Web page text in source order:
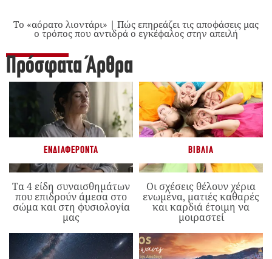
Το «αόρατο λιοντάρι» | Πώς επηρεάζει τις αποφάσεις μας
ο τρόπος που αντιδρά ο εγκέφαλος στην απειλή
Πρόσφατα Άρθρα
ΕΝΔΙΑΦΈΡΟΝΤΑ
Τα 4 είδη συναισθημάτων
που επιδρούν άμεσα στο
σώμα και στη φυσιολογία
μας
ΒΙΒΛΊΑ
Οι σχέσεις θέλουν χέρια
ενωμένα, ματιές καθαρές
και καρδιά έτοιμη να
μοιραστεί